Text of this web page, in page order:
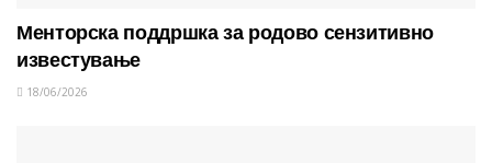
Менторска поддршка за родово сензитивно
известување
18/06/2026